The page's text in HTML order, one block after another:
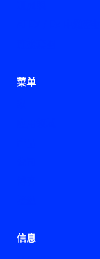
菜单
信息